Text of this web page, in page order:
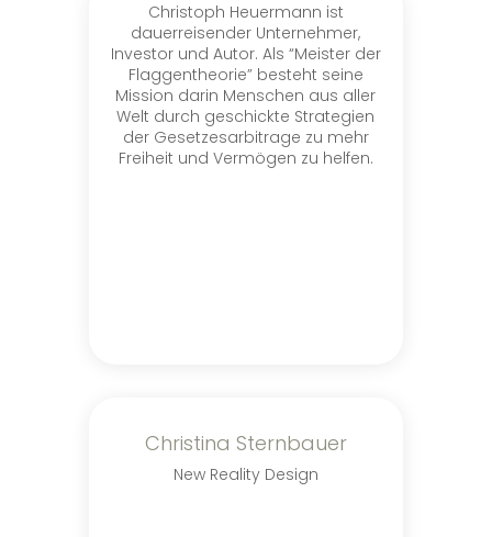
Christoph Heuermann ist
dauerreisender Unternehmer,
Investor und Autor. Als “Meister der
Flaggentheorie” besteht seine
Mission darin Menschen aus aller
Welt durch geschickte Strategien
der Gesetzesarbitrage zu mehr
Freiheit und Vermögen zu helfen.
Christina Sternbauer
New Reality Design